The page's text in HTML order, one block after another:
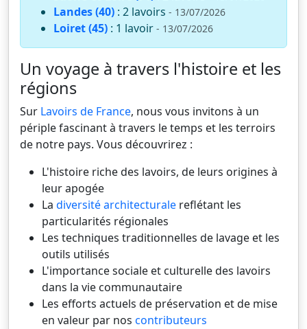
Landes (40) : 2 lavoirs - 13/07/2026
Loiret (45) : 1 lavoir - 13/07/2026
Un voyage à travers l'histoire et les
régions
Sur Lavoirs de France, nous vous invitons à un
périple fascinant à travers le temps et les terroirs
de notre pays. Vous découvrirez :
L'histoire riche des lavoirs, de leurs origines à
leur apogée
La diversité architecturale reflétant les
particularités régionales
Les techniques traditionnelles de lavage et les
outils utilisés
L'importance sociale et culturelle des lavoirs
dans la vie communautaire
Les efforts actuels de préservation et de mise
en valeur par nos contributeurs